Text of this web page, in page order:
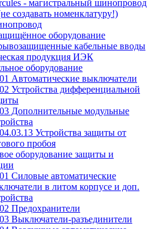
- магистральный шинопровод
создавать номенклатуру!)
оборудование
кабельные вводы
продукция ИЭК
оборудование
Автоматические выключатели
Устройства дифференциальной
Дополнительные модульные
Устройства защиты от
пробоя
оборудование защиты и
Силовые автоматические
в литом корпусе и доп.
Предохранители
Выключатели-разъединители